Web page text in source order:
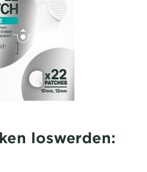
loswerden: